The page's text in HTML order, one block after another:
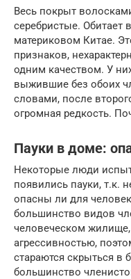
Весь покрыт
серебристые. Обитает
материковом Китае.
признаков,
одним качеством. У
выжившие без обоих
словами, после
огромная редкость.
Пауки в доме:
Некоторые люди
появились пауки, т.к.
опасны ли для
большинство видов
человеческом
агрессивностью,
стараются скрыться в
большинство